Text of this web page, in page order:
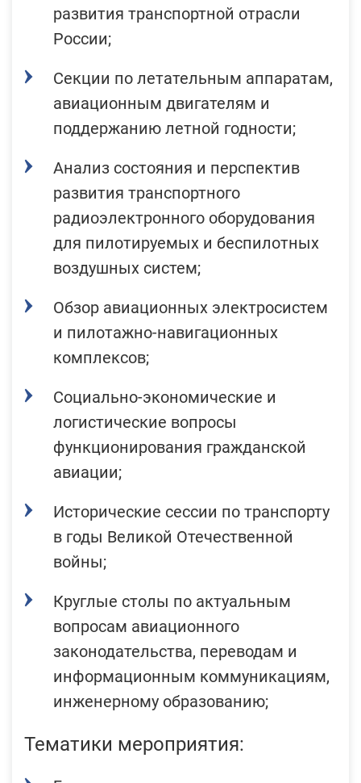
развития транспортной отрасли
России;
Секции по летательным аппаратам,
авиационным двигателям и
поддержанию летной годности;
Анализ состояния и перспектив
развития транспортного
радиоэлектронного оборудования
для пилотируемых и беспилотных
воздушных систем;
Обзор авиационных электросистем
и пилотажно-навигационных
комплексов;
Социально-экономические и
логистические вопросы
функционирования гражданской
авиации;
Исторические сессии по транспорту
в годы Великой Отечественной
войны;
Круглые столы по актуальным
вопросам авиационного
законодательства, переводам и
информационным коммуникациям,
инженерному образованию;
Тематики мероприятия: